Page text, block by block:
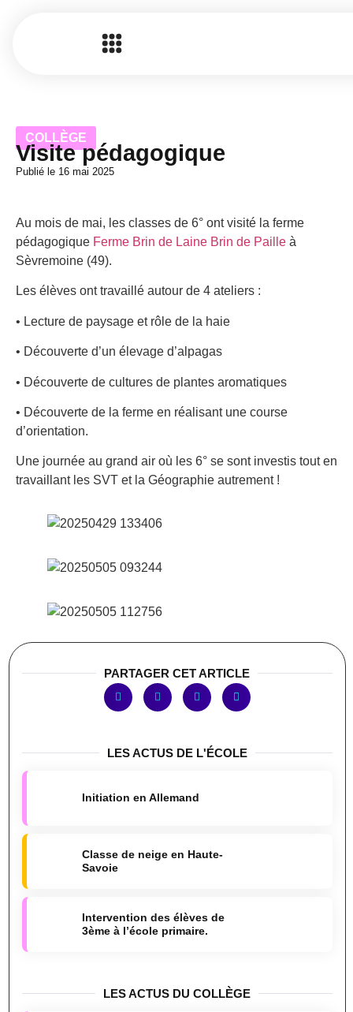
COLLÈGE
Visite pédagogique
Publié le 16 mai 2025
Au mois de mai, les classes de 6° ont visité la ferme
pédagogique Ferme Brin de Laine Brin de Paille à
Sèvremoine (49).
Les élèves ont travaillé autour de 4 ateliers :
• Lecture de paysage et rôle de la haie
• Découverte d’un élevage d’alpagas
• Découverte de cultures de plantes aromatiques
• Découverte de la ferme en réalisant une course
d’orientation.
Une journée au grand air où les 6° se sont investis tout en
travaillant les SVT et la Géographie autrement !
PARTAGER CET ARTICLE
LES ACTUS DE L'ÉCOLE
Initiation en Allemand
Classe de neige en Haute-
Savoie
Intervention des élèves de
3ème à l’école primaire.
LES ACTUS DU COLLÈGE